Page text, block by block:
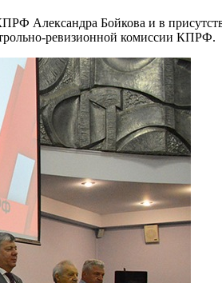
Александра Бойкова и в
ревизионной комиссии КПРФ.